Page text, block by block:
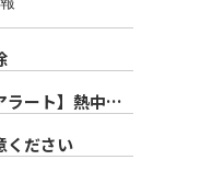
ラート】熱中症
ています。
ください